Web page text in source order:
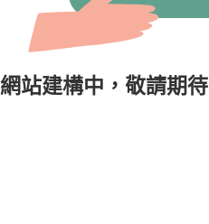
網站建構中，敬請期待